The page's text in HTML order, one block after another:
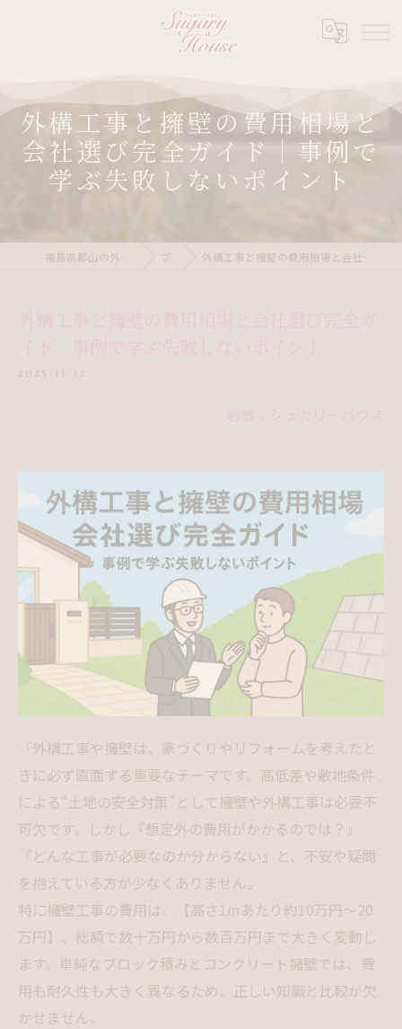
外構工事と擁壁の費用相場と
会社選び完全ガイド｜事例で
学ぶ失敗しないポイント
福島県郡山の外構ならシュガリーハウス ブログ 外構工事と擁壁の費用相場と会社選び完全ガイド｜事例で学ぶ失敗しないポイント
2025/11/12
「外構工事や擁壁は、家づくりやリフォームを考えたと
きに必ず直面する重要なテーマです。高低差や敷地条件
による“土地の安全対策”として擁壁や外構工事は必要不
可欠です。しかし『想定外の費用がかかるのでは？』
『どんな工事が必要なのか分からない』と、不安や疑問
を抱えている方が少なくありません。
特に擁壁工事の費用は、【高さ1mあたり約10万円～20
万円】、総額で数十万円から数百万円まで大きく変動し
ます。単純なブロック積みとコンクリート擁壁では、費
用も耐久性も大きく異なるため、正しい知識と比較が欠
かせません。